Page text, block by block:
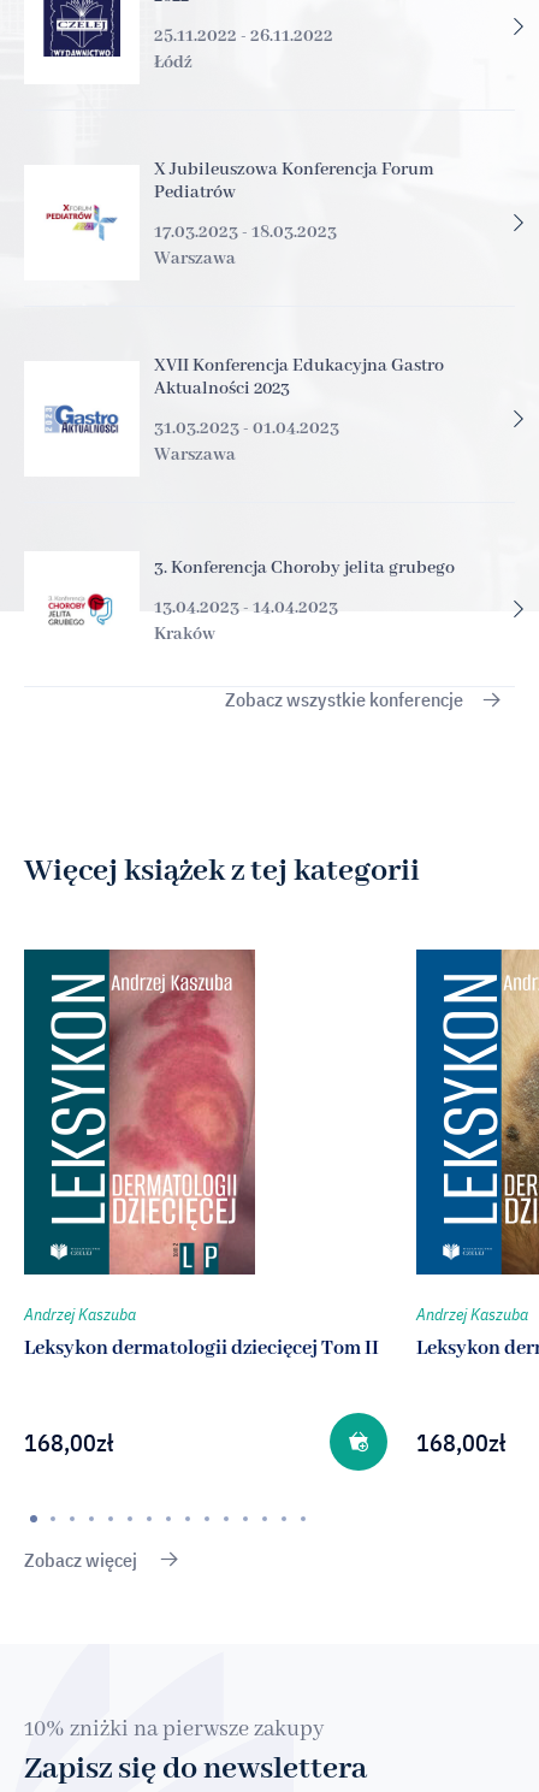
25.11.2022 - 26.11.2022
Łódź
X Jubileuszowa Konferencja Forum
Pediatrów
17.03.2023 - 18.03.2023
Warszawa
XVII Konferencja Edukacyjna Gastro
Aktualności 2023
31.03.2023 - 01.04.2023
Warszawa
3. Konferencja Choroby jelita grubego
13.04.2023 - 14.04.2023
Kraków
Zobacz wszystkie konferencje
Więcej książek z tej kategorii
Andrzej Kaszuba
Leksykon dermatologii dziecięcej Tom II
168,00zł
Andrzej Kaszuba
Leksykon
168,00zł
Zobacz więcej
10% zniżki na pierwsze zakupy
Zapisz się do newslettera